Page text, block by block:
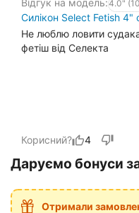
Відгук на модель:4.0"
Силікон Select Fetish
Не люблю ловити
фетіш від Селекта
Корисний? 4
Даруємо бонуси
Отримали